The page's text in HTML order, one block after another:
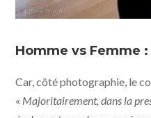
Homme vs Femme :
Car, côté photographie, le
« Majoritairement, dans la